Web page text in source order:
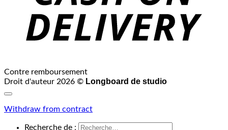
Contre remboursement
Droit d'auteur 2026 © Longboard de studio
Withdraw from contract
Recherche de :